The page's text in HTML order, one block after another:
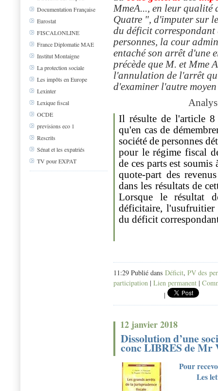
Documentation Française
Eurostat
FISCALONLINE
France Diplomatie MAE
Institut Montaigne
La protection sociale
Les impôts en Europe
Lexinter
Lexique fiscal
OCDE
previsions eco 1
Rescrits
Sénat et les expatriés
TV pour EXPAT
MmeA..., en leur qualité
Quatre ", d'imputer sur
du déficit correspondant
personnes, la cour
entaché son arrêt d'une
précède que M. et Mme
l'annulation de l'arrêt
d'examiner l'autre
Il résulte de l'article 8
qu'en cas de
société de personnes
pour le régime fiscal
de ces parts est
quote-part des
dans les résultats de
Lorsque le résultat
déficitaire, l'usufruitier
du déficit
11:29 Publié dans Déficit, PV des
participation | Lien permanent |
|
12 janvier 2018
Dissolution d’une
conc LIBRES de Mr
Pour
Les